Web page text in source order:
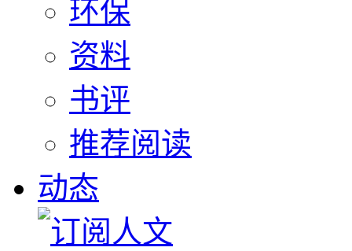
环保
资料
书评
推荐阅读
动态